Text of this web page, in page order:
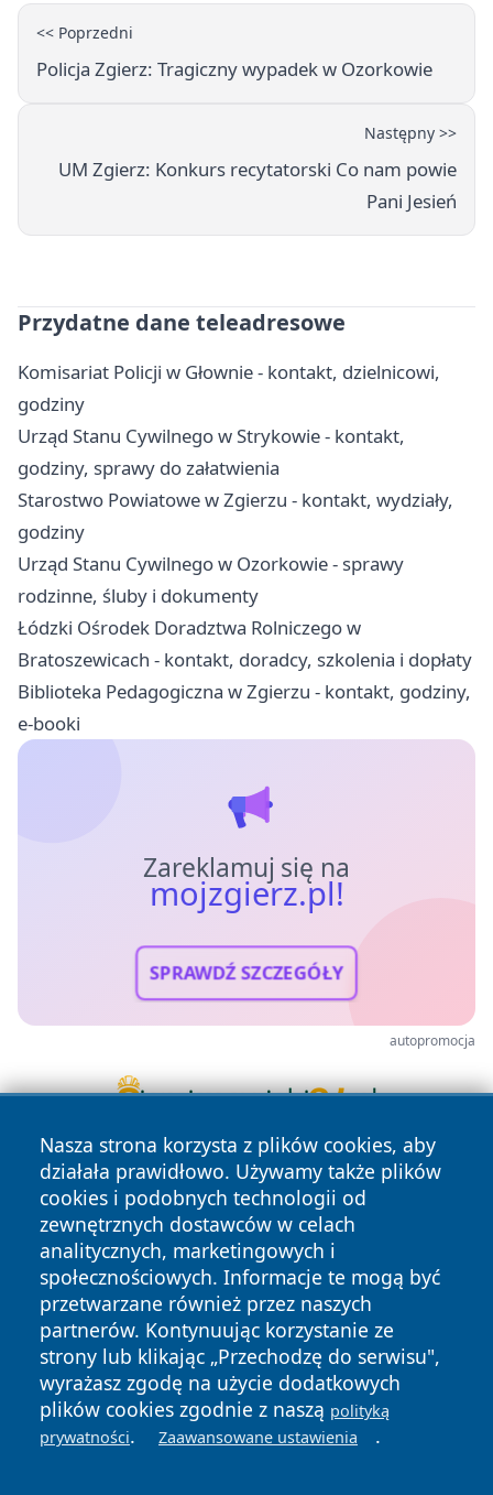
<< Poprzedni
Policja Zgierz: Tragiczny wypadek w Ozorkowie
Następny >>
UM Zgierz: Konkurs recytatorski Co nam powie
Pani Jesień
Przydatne dane teleadresowe
Komisariat Policji w Głownie - kontakt, dzielnicowi,
godziny
Urząd Stanu Cywilnego w Strykowie - kontakt,
godziny, sprawy do załatwienia
Starostwo Powiatowe w Zgierzu - kontakt, wydziały,
godziny
Urząd Stanu Cywilnego w Ozorkowie - sprawy
rodzinne, śluby i dokumenty
Łódzki Ośrodek Doradztwa Rolniczego w
Bratoszewicach - kontakt, doradcy, szkolenia i dopłaty
Biblioteka Pedagogiczna w Zgierzu - kontakt, godziny,
e-booki
Zareklamuj się na
mojzgierz.pl!
SPRAWDŹ SZCZEGÓŁY
autopromocja
Nasza strona korzysta z plików cookies, aby
działała prawidłowo. Używamy także plików
cookies i podobnych technologii od
zewnętrznych dostawców w celach
analitycznych, marketingowych i
społecznościowych. Informacje te mogą być
przetwarzane również przez naszych
partnerów. Kontynuując korzystanie ze
strony lub klikając „Przechodzę do serwisu",
wyrażasz zgodę na użycie dodatkowych
plików cookies zgodnie z naszą polityką
prywatności. Zaawansowane ustawienia .
Copyright © 2026 mojzgierz.pl Wszystkie prawa zastrzeżone.
News Autorzy
Polityka
Prywatności
Polityka
Cookies